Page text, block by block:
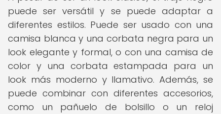
puede ser versátil y se puede adaptar a
diferentes estilos. Puede ser usado con una
camisa blanca y una corbata negra para un
look elegante y formal, o con una camisa de
color y una corbata estampada para un
look más moderno y llamativo. Además, se
puede combinar con diferentes accesorios,
como un pañuelo de bolsillo o un reloj